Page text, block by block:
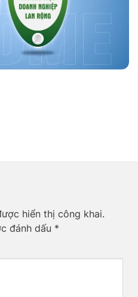
hiển thị công khai.
đánh dấu *